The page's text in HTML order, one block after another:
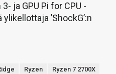
ja GPU Pi for CPU -
’ShockG’:n
Ryzen
Ryzen 7 2700X